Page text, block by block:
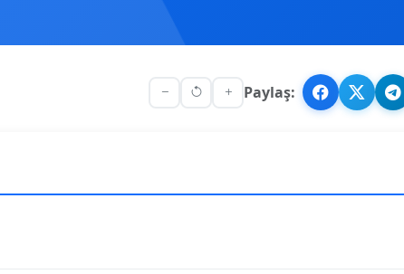
Paylaş: